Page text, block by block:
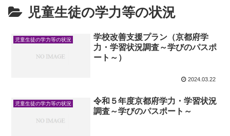
児童生徒の学力等の状況
児童生徒の学力等の状況
学校改善支援プラン（京都府学
力・学習状況調査～学びのパスポ
ート～）
2024.03.22
児童生徒の学力等の状況
令和５年度京都府学力・学習状況
調査～学びのパスポート～